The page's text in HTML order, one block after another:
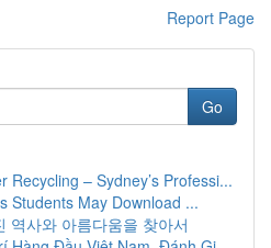
Report Page
Go
Recycling – Sydney’s Professi...
Students May Download ...
역사와 아름다움을 찾아서